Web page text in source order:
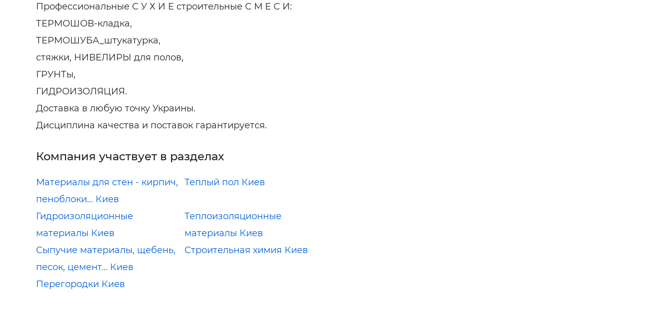
Профессиональные С У Х И Е строительные С М Е С И:
ТЕРМОШОВ-кладка,
ТЕРМОШУБА_штукатурка,
стяжки, НИВЕЛИРЫ для полов,
ГРУНТы,
ГИДРОИЗОЛЯЦИЯ.
Доставка в любую точку Украины.
Дисциплина качества и поставок гарантируется.
Компания участвует в разделах
Материалы для стен - кирпич,
пеноблоки... Киев
Теплый пол Киев
Гидроизоляционные
материалы Киев
Теплоизоляционные
материалы Киев
Сыпучие материалы, щебень,
песок, цемент... Киев
Строительная химия Киев
Перегородки Киев